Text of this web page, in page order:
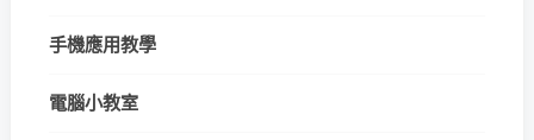
手機應用教學
電腦小教室